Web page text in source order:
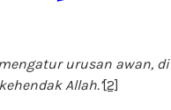
urusan awan,
Allah.’[2]